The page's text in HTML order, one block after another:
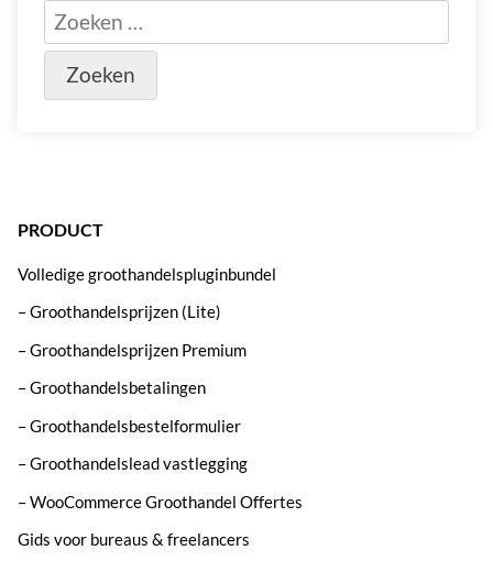
PRODUCT
Volledige groothandelspluginbundel
– Groothandelsprijzen (Lite)
– Groothandelsprijzen Premium
– Groothandelsbetalingen
– Groothandelsbestelformulier
– Groothandelslead vastlegging
– WooCommerce Groothandel Offertes
Gids voor bureaus & freelancers